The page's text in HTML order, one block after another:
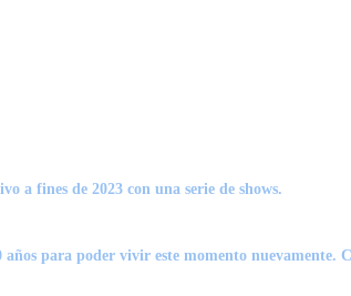
a fines de 2023 con una serie de shows.
para poder vivir este momento nuevamente.